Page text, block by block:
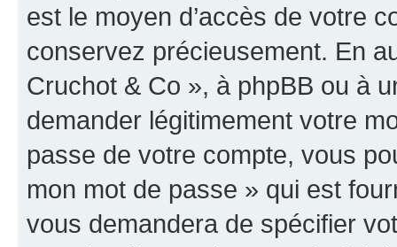
est le moyen d’accès de votre
conservez précieusement. En
Cruchot & Co », à phpBB ou à
demander légitimement votre
passe de votre compte, vous
mon mot de passe » qui est
vous demandera de spécifier